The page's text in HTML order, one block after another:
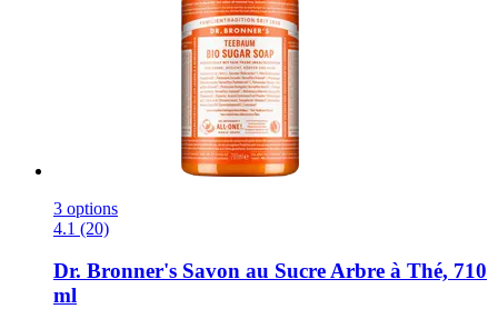
3 options
4.1 (20)
Dr. Bronner's Savon au Sucre Arbre à Thé, 710
ml